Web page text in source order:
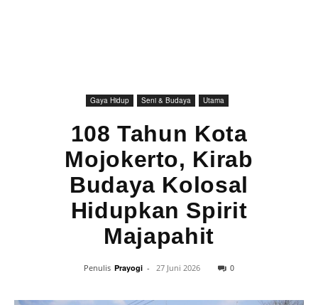
Gaya Hidup Seni & Budaya Utama
108 Tahun Kota
Mojokerto, Kirab
Budaya Kolosal
Hidupkan Spirit
Majapahit
Penulis Prayogi - 27 Juni 2026 0